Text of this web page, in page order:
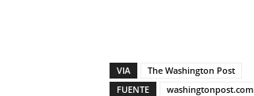
VIA
The Washington Post
FUENTE
washingtonpost.com